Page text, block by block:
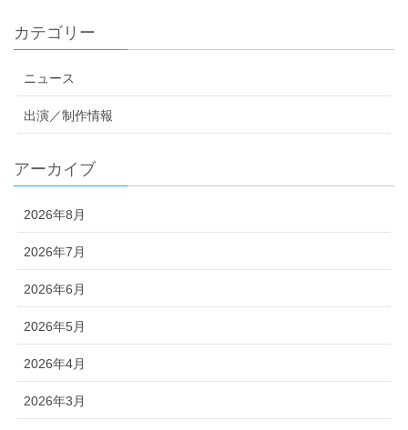
カテゴリー
ニュース
出演／制作情報
アーカイブ
2026年8月
2026年7月
2026年6月
2026年5月
2026年4月
2026年3月